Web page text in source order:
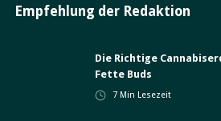
Empfehlung der Redaktion
Die Richtige
Fette Buds
7 Min Lesezeit